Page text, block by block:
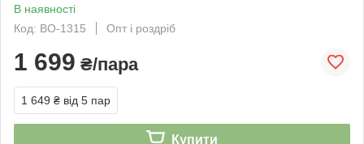
В наявності
Код: BO-1315
Опт і роздріб
1 699 ₴/пара
1 649 ₴ від 5 пар
Купити